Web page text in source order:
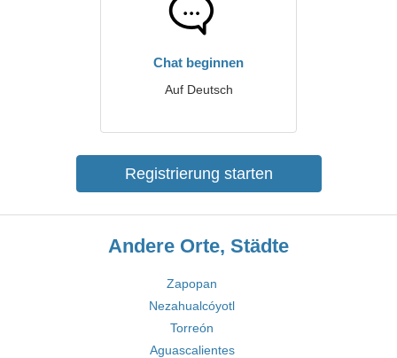
Chat beginnen
Auf Deutsch
Registrierung starten
Andere Orte, Städte
Zapopan
Nezahualcóyotl
Torreón
Aguascalientes